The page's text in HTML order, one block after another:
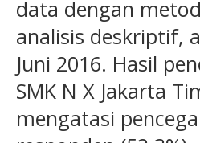
data dengan
analisis deskriptif,
Juni 2016. Hasil
SMK N X Jakarta
mengatasi